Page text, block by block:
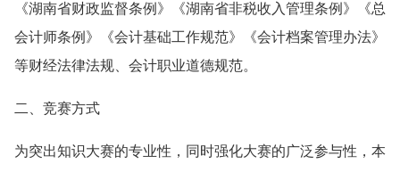
《湖南省财政监督条例》《湖南省非税收入管理条例》《总
会计师条例》《会计基础工作规范》《会计档案管理办法》
等财经法律法规、会计职业道德规范。
二、竞赛方式
为突出知识大赛的专业性，同时强化大赛的广泛参与性，本